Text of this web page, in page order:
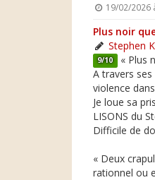
19/02/2026
Plus noir
Stephen
9/10 « Plus
A travers
violence
Je loue sa
LISONS du
Difficile de
« Deux
rationnel ou